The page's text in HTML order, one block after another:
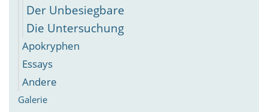
Der Unbesiegbare
Die Untersuchung
Apokryphen
Essays
Andere
Galerie